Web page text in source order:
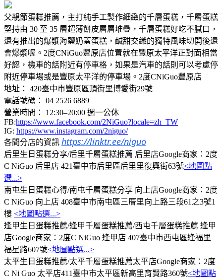
父親節蛋糕推薦，主打純手工製作細緻的千層蛋糕，千層蛋糕
堅持由 30 至 35 層超薄餅皮層層堆疊，千層蛋糕好吃不膩口，
還有推出的爆漿海鹽奶蓋蛋糕，鹹甜交織的獨特風味切開後還
會爆漿喔。2度CNiGuo豐原店位置就在豐原太平洋正對面相當
好認，機車的話附近有停車格，如果是汽車的話則可以考慮停
附近停車場或是豐原太平洋的停車場。2度CNiGuo豐原店
地址： 420臺中市豐原區頂街里博愛街29號
電話號碼： 04 2526 6889
營業時間： 12:30–20:00 週一公休
FB:https://www.facebook.com/2NiGuo?locale=zh_TW
IG: https://www.instagram.com/2niguo/
各間分店的資訊 https://linktr.ee/niguo
后里生日蛋糕分享/后里千層蛋糕推薦 后里店Google商家：2度
C NiGuo 后里店 421臺中市后里區后里里復興街63號<地圖點
選...>
南屯生日蛋糕心得/南屯千層蛋糕分享 向上店Google商家：2度
C NiGuo 向上店 408臺中市南屯區三厝里向上路三段61之3號1
樓 <地圖點選...>
逢甲生日蛋糕推薦/逢甲千層蛋糕推薦/西屯千層蛋糕推薦 逢甲
店Google商家：2度C NiGuo 逢甲店 407臺中市西屯區逢福里
福星路607號<地圖點選...>
太平生日蛋糕推薦/太平千層蛋糕推薦太平店Google商家：2度
C Ni Guo 太平店411臺中市太平區新高里育賢路360號<地圖點